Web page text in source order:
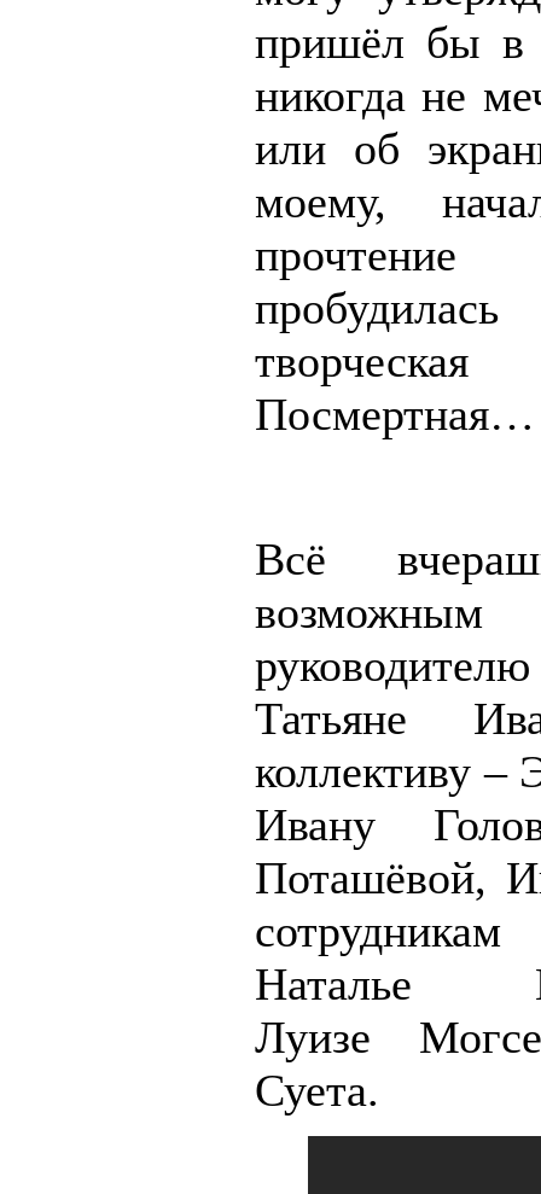
пришёл бы в
никогда не
или об
моему,
прочтение
Посмертная…
Всё
возможным
Татьяне
коллективу –
Ивану
Поташёвой,
сотрудникам
Наталье
Луизе
Суета.